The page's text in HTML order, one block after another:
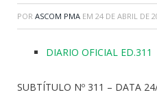
POR ASCOM PMA EM 24 DE ABRIL DE
DIARIO OFICIAL ED.311
SUBTÍTULO Nº 311 – DATA